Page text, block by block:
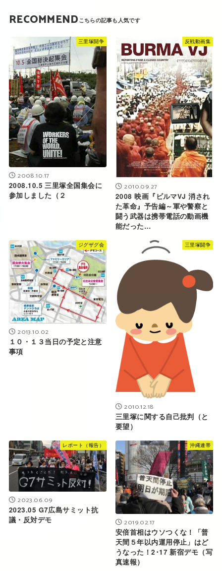
RECOMMEND
三里塚闘争
2008.10.17
2008.10.5 三里塚全国集会に
参加しました（２
反戦動画集
2010.09.27
2008 映画『ビルマVJ 消され
た革命』予告編～軍や警察と
闘う武器は携帯電話の動画機
能だった…
ジグザグ会
2013.10.02
１０・１３当日の予定と注意
事項
三里塚闘争
2010.12.18
三里塚に関する自己批判（と
要望）
レポート（報告）
2023.06.09
2023.05 G7広島サミット抗
議・反対デモ
沖縄連帯
2019.02.17
安倍首相はウソつくな！「普
天間５年以内運用停止」はど
うなった！2･17 新宿デモ（写
真速報）